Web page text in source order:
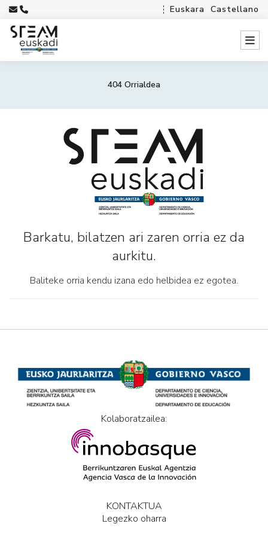
Euskara Castellano
404 Orrialdea
Barkatu, bilatzen ari zaren orria ez da
aurkitu.
Baliteke orria kendu izana edo helbidea ez egotea.
Kolaboratzailea:
KONTAKTUA
Legezko oharra